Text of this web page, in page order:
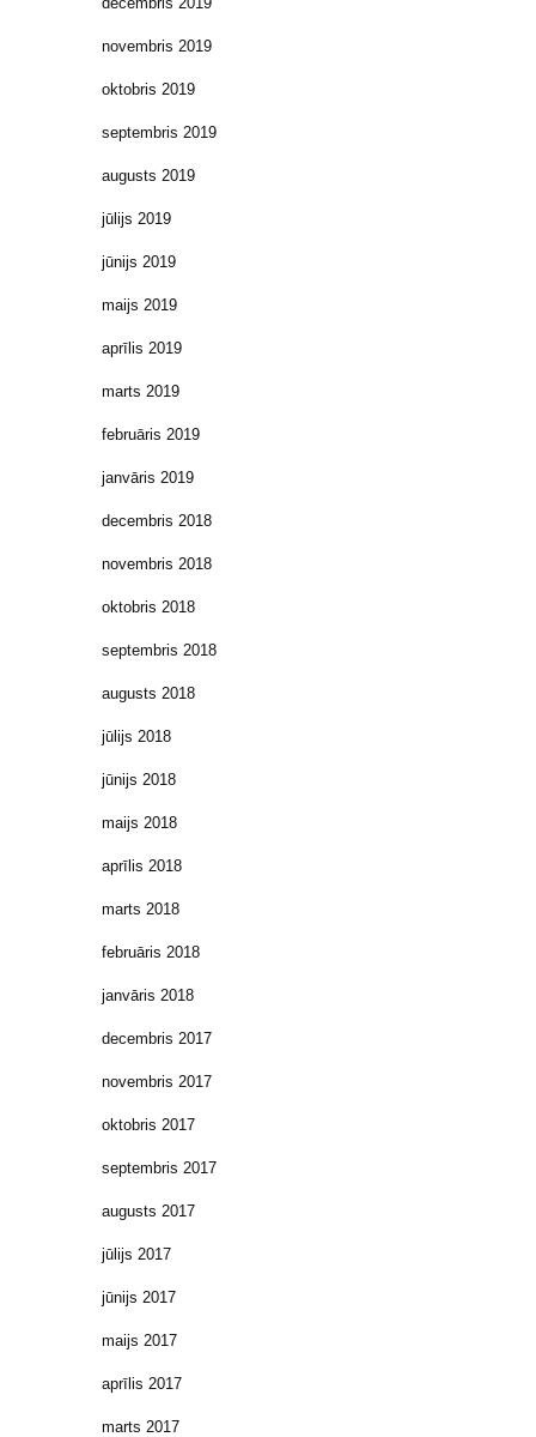
novembris 2019
oktobris 2019
septembris 2019
augusts 2019
jūlijs 2019
jūnijs 2019
maijs 2019
aprīlis 2019
marts 2019
februāris 2019
janvāris 2019
decembris 2018
novembris 2018
oktobris 2018
septembris 2018
augusts 2018
jūlijs 2018
jūnijs 2018
maijs 2018
aprīlis 2018
marts 2018
februāris 2018
janvāris 2018
decembris 2017
novembris 2017
oktobris 2017
septembris 2017
augusts 2017
jūlijs 2017
jūnijs 2017
maijs 2017
aprīlis 2017
marts 2017